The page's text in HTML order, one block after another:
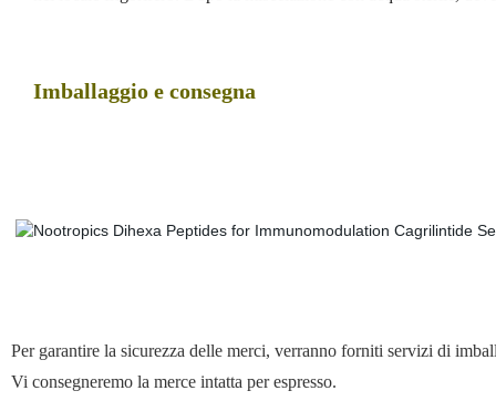
Imballaggio e consegna
Per garantire la sicurezza delle merci, verranno forniti servizi di
Vi consegneremo la merce intatta per espresso.